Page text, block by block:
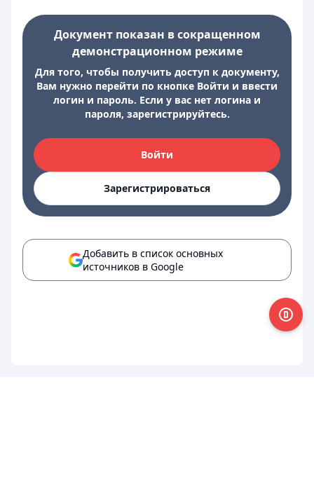
Документ показан в сокращенном
демонстрационном режиме
Для того, чтобы получить доступ к документу,
Вам нужно перейти по кнопке Войти и ввести
логин и пароль. Если у вас нет логина и
пароля, зарегистрируйтесь.
Войти
Зарегистрироваться
Добавить в список основных
источников в Google